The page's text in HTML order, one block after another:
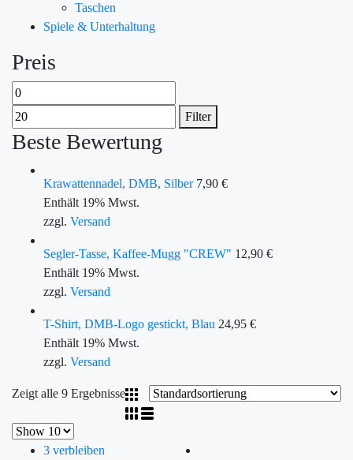
Taschen
Spiele & Unterhaltung
Preis
Filter
Beste Bewertung
Krawattennadel, DMB, Silber 7,90 €
Enthält 19% Mwst.
zzgl. Versand
Segler-Tasse, Kaffee-Mugg "CREW" 12,90 €
Enthält 19% Mwst.
zzgl. Versand
T-Shirt, DMB-Logo gestickt, Blau 24,95 €
Enthält 19% Mwst.
zzgl. Versand
Zeigt alle 9 Ergebnisse
3 verbleiben